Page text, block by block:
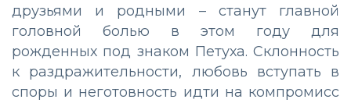
друзьями и родными – станут главной
головной болью в этом году для
рожденных под знаком Петуха. Склонность
к раздражительности, любовь вступать в
споры и неготовность идти на компромисс